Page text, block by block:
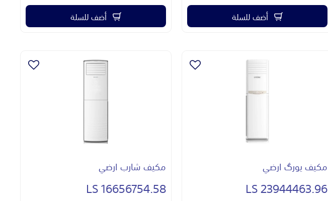
أضف للسلة أضف للسلة
مكيف يورگ ارضي
23944463.96 LS
مكيف شارب ارضي
16656754.58 LS